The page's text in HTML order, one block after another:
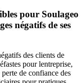
pour Soulageo
négatifs de ses
des clients de
pour lentreprise,
de confiance des